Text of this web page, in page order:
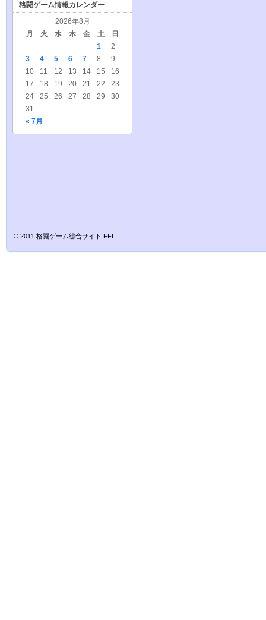
格闘ゲーム情報カレンダー
2026年8月
月
火 水 木 金 土 日
« 7月
1
2
3
4 5 6 7 8
9
10
11 12 13 14 15
16
17
18 19 20 21 22
23
24
25 26 27 28 29
30
31
© 2011 格闘ゲーム総合サイト FFL